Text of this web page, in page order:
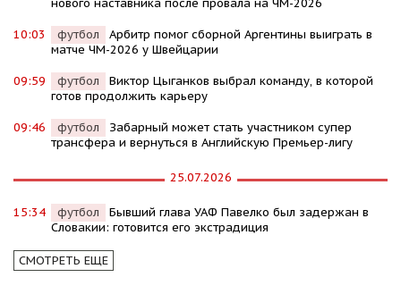
10:03 футбол
Арбитр помог сборной Аргентины выиграть в
матче ЧМ-2026 у Швейцарии
09:59 футбол
Виктор Цыганков выбрал команду, в которой
готов продолжить карьеру
09:46 футбол
Забарный может стать участником супер
трансфера и вернуться в Английскую Премьер-лигу
25.07.2026
15:34 футбол
Бывший глава УАФ Павелко был задержан в
Словакии: готовится его экстрадиция
СМОТРЕТЬ ЕЩЕ